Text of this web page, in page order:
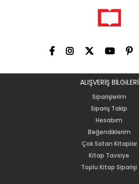
ALIŞVERİŞ BİLGiLERİ
Siparişlerim
Sipariş Takip
Hesabım
Beğendiklerim
Çok Satan Kitaplar
Kitap Tavsiye
Toplu Kitap Siparişi